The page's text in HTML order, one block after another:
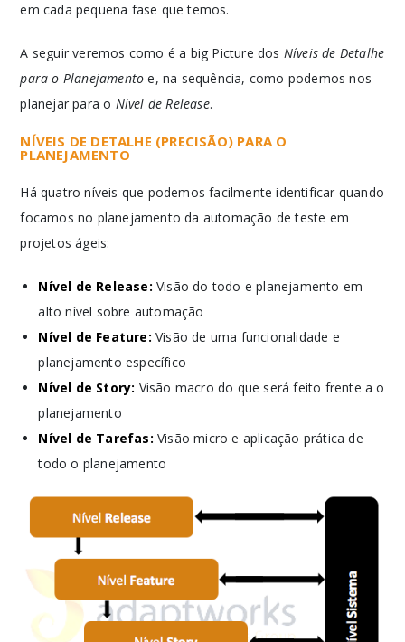
em cada pequena fase que temos.
A seguir veremos como é a big Picture dos Níveis de Detalhe
para o Planejamento e, na sequência, como podemos nos
planejar para o Nível de Release.
NÍVEIS DE DETALHE (PRECISÃO) PARA O
PLANEJAMENTO
Há quatro níveis que podemos facilmente identificar quando
focamos no planejamento da automação de teste em
projetos ágeis:
Nível de Release: Visão do todo e planejamento em
alto nível sobre automação
Nível de Feature: Visão de uma funcionalidade e
planejamento específico
Nível de Story: Visão macro do que será feito frente a o
planejamento
Nível de Tarefas: Visão micro e aplicação prática de
todo o planejamento